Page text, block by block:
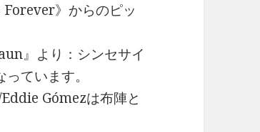
》からのピッ
』より：シンセサイ
ています。
Gómezは布陣と